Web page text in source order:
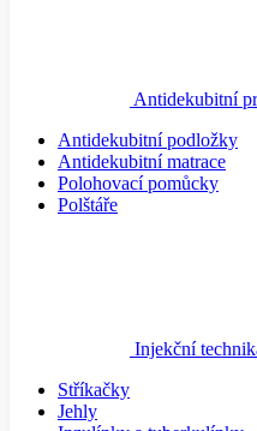
Antidekubitní
Antidekubitní podložky
Antidekubitní matrace
Polohovací pomůcky
Polštáře
Injekční
Stříkačky
Jehly